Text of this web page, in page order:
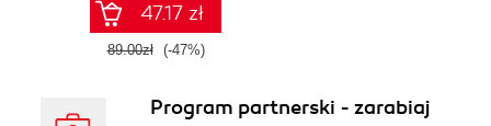
47.17 zł
89.00zł (-47%)
Program partnerski - zarabiaj